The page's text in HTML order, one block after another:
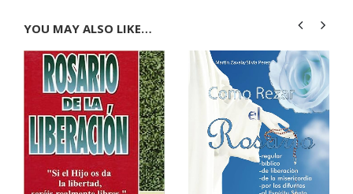
YOU MAY ALSO LIKE…
LIBROS QUE CAMBIAN VIDAS